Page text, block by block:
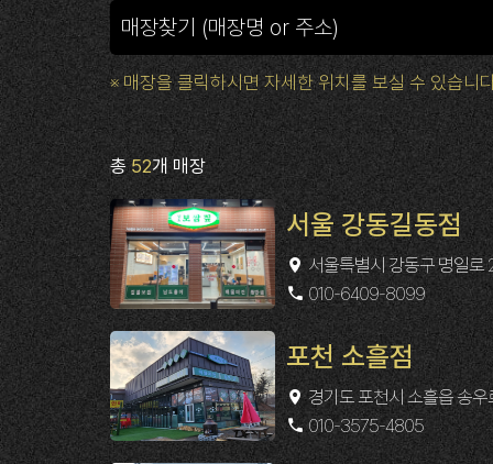
※ 매장을 클릭하시면 자세한 위치를 보실 수 있습니
총52개 매장
서울 강동길동점
서울특별시 강동구 명일로
010-6409-8099
포천 소흘점
경기도 포천시 소흘읍 송우
010-3575-4805